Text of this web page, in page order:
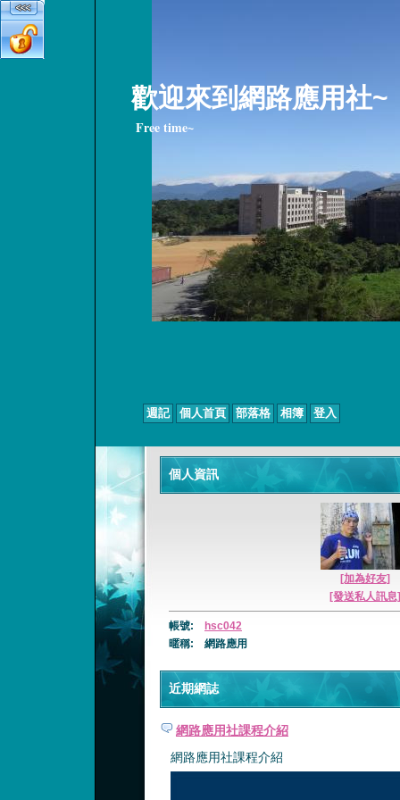
歡迎來到網路應用社~
Free time~
週記 個人首頁 部落格 相簿 登入
個人資訊
[加為好友]
[發送私人訊息]
帳號:
hsc042
暱稱:
網路應用
近期網誌
網路應用社課程介紹
網路應用社課程介紹